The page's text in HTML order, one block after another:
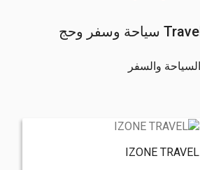
Travel, Hajj & Umrah سياحة وسفر وحج
IZONE TRAVEL